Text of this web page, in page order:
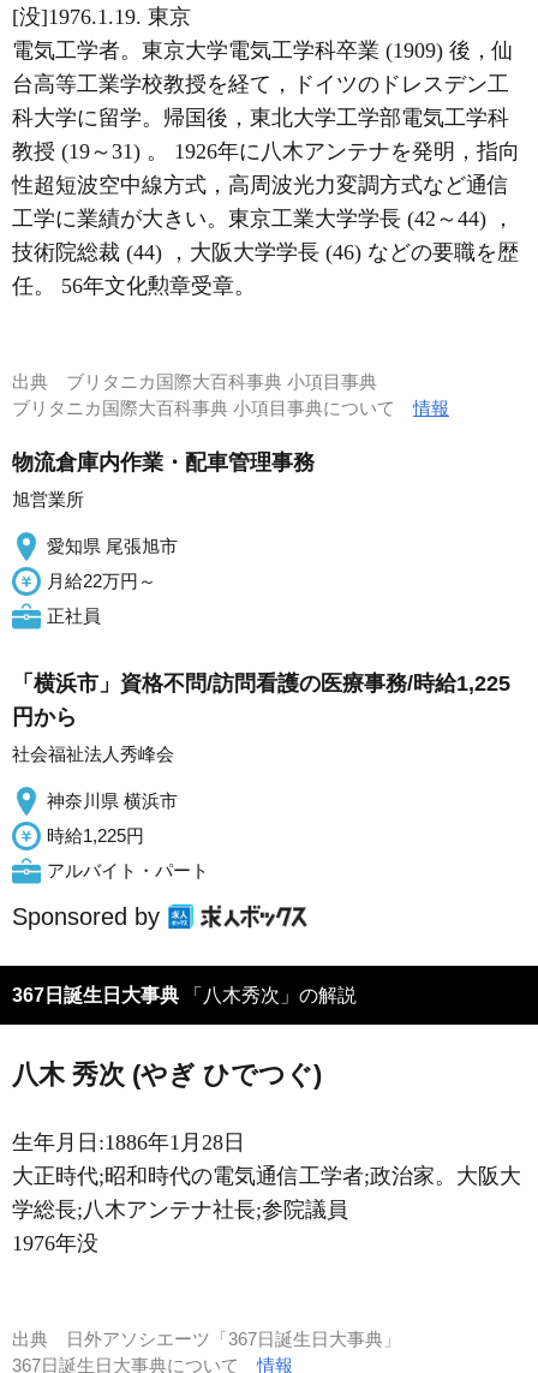
[没]1976.1.19. 東京
電気工学者。東京大学電気工学科卒業 (1909) 後，仙
台高等工業学校教授を経て，ドイツのドレスデン工
科大学に留学。帰国後，東北大学工学部電気工学科
教授 (19～31) 。 1926年に八木アンテナを発明，指向
性超短波空中線方式，高周波光力変調方式など通信
工学に業績が大きい。東京工業大学学長 (42～44) ，
技術院総裁 (44) ，大阪大学学長 (46) などの要職を歴
任。 56年文化勲章受章。
出典 ブリタニカ国際大百科事典 小項目事典
ブリタニカ国際大百科事典 小項目事典について情報
物流倉庫内作業・配車管理事務
旭営業所
愛知県 尾張旭市
月給22万円～
正社員
「横浜市」資格不問/訪問看護の医療事務/時給1,225
円から
社会福祉法人秀峰会
神奈川県 横浜市
時給1,225円
アルバイト・パート
Sponsored by
367日誕生日大事典 「八木秀次」の解説
八木 秀次 (やぎ ひでつぐ)
生年月日:1886年1月28日
大正時代;昭和時代の電気通信工学者;政治家。大阪大
学総長;八木アンテナ社長;参院議員
1976年没
出典
日外アソシエーツ「367日誕生日大事典」
367日誕生日大事典について情報